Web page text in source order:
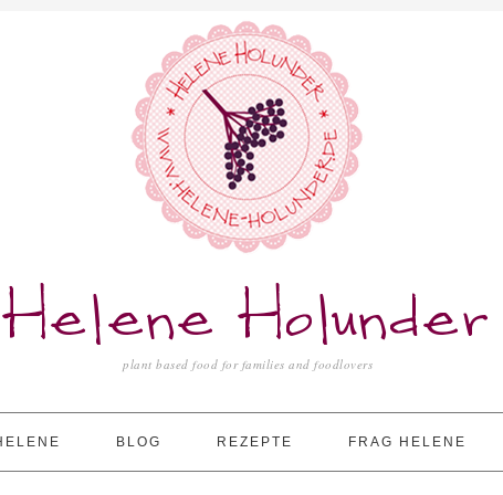
Helene Holunder
plant based food for families and foodlovers
BLOG REZEPTE FRAG HELENE